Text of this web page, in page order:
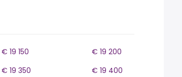
€ 19 150
€ 19 200
€ 19 350
€ 19 400